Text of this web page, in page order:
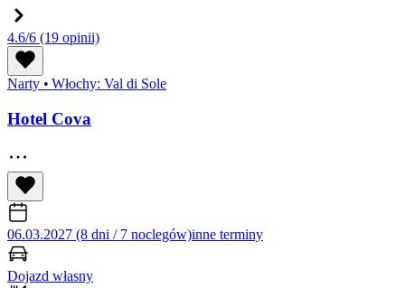
4.6/6 (19 opinii)
Narty • Włochy: Val di Sole
Hotel Cova
06.03.2027 (8 dni / 7 noclegów)inne terminy
Dojazd własny